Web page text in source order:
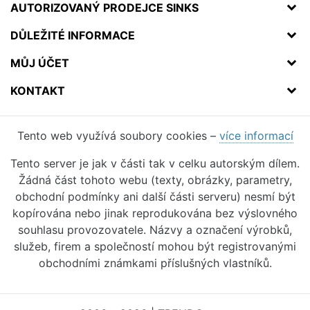
AUTORIZOVANÝ PRODEJCE SINKS
DŮLEŽITÉ INFORMACE
MŮJ ÚČET
KONTAKT
Tento web využívá soubory cookies – více informací
Tento server je jak v části tak v celku autorským dílem.
Žádná část tohoto webu (texty, obrázky, parametry,
obchodní podmínky ani další části serveru) nesmí být
kopírována nebo jinak reprodukována bez výslovného
souhlasu provozovatele. Názvy a označení výrobků,
služeb, firem a společností mohou být registrovanými
obchodními známkami příslušných vlastníků.